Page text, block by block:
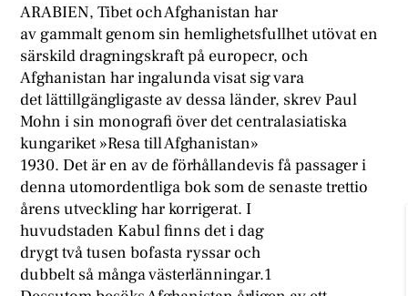
ARABIEN, Tibet och Afghanistan har
av gammalt genom sin hemlighetsfullhet utövat en
särskild dragningskraft på europecr, och
Afghanistan har ingalunda visat sig vara
det lättillgängligaste av dessa länder, skrev Paul
Mohn i sin monografi över det centralasiatiska
kungariket »Resa till Afghanistan»
1930. Det är en av de förhållandevis få passager i
denna utomordentliga bok som de senaste trettio
årens utveckling har korrigerat. I
huvudstaden Kabul finns det i dag
drygt två tusen bofasta ryssar och
dubbelt så många västerlänningar.1